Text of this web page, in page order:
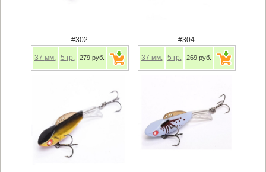
#302
37 мм. 5 гр. 279 руб.
#304
37 мм. 5 гр. 269 руб.